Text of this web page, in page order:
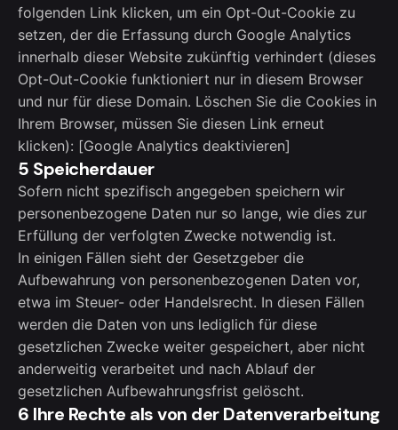
folgenden Link klicken, um ein Opt-Out-Cookie zu
setzen, der die Erfassung durch Google Analytics
innerhalb dieser Website zukünftig verhindert (dieses
Opt-Out-Cookie funktioniert nur in diesem Browser
und nur für diese Domain. Löschen Sie die Cookies in
Ihrem Browser, müssen Sie diesen Link erneut
klicken): [Google Analytics deaktivieren]
5 Speicherdauer
Sofern nicht spezifisch angegeben speichern wir
personenbezogene Daten nur so lange, wie dies zur
Erfüllung der verfolgten Zwecke notwendig ist.
In einigen Fällen sieht der Gesetzgeber die
Aufbewahrung von personenbezogenen Daten vor,
etwa im Steuer- oder Handelsrecht. In diesen Fällen
werden die Daten von uns lediglich für diese
gesetzlichen Zwecke weiter gespeichert, aber nicht
anderweitig verarbeitet und nach Ablauf der
gesetzlichen Aufbewahrungsfrist gelöscht.
6 Ihre Rechte als von der Datenverarbeitung